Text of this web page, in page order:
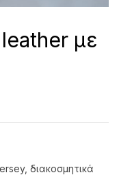
με
διακοσμητικά